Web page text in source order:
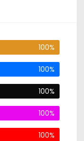
100%
100%
100%
100%
100%